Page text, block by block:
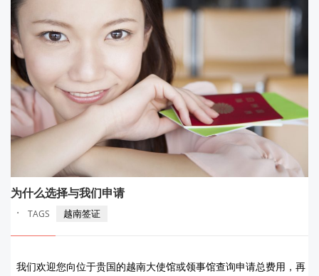
为什么选择与我们申请
·
TAGS 越南签证
我们欢迎您向位于贵国的越南大使馆或领事馆查询申请总费用，再